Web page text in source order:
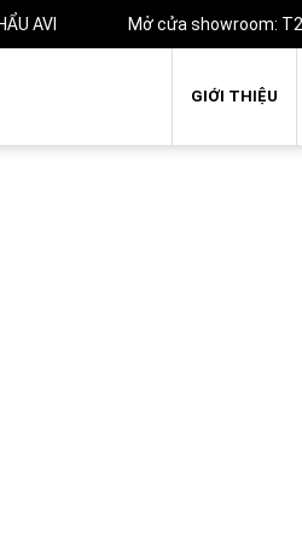
AVI Mở cửa showroom:
GIỚI THIỆU